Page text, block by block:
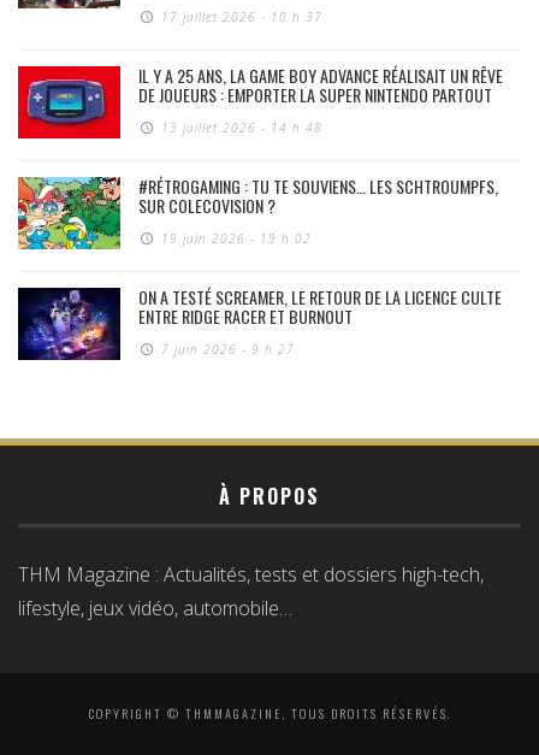
17 juillet 2026 - 10 h 37
IL Y A 25 ANS, LA GAME BOY ADVANCE RÉALISAIT UN RÊVE
DE JOUEURS : EMPORTER LA SUPER NINTENDO PARTOUT
13 juillet 2026 - 14 h 48
#RÉTROGAMING : TU TE SOUVIENS… LES SCHTROUMPFS,
SUR COLECOVISION ?
19 juin 2026 - 19 h 02
ON A TESTÉ SCREAMER, LE RETOUR DE LA LICENCE CULTE
ENTRE RIDGE RACER ET BURNOUT
7 juin 2026 - 9 h 27
À PROPOS
THM Magazine : Actualités, tests et dossiers high-tech,
lifestyle, jeux vidéo, automobile…
COPYRIGHT © THMMAGAZINE, TOUS DROITS RÉSERVÉS.